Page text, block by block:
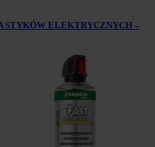
STYKÓW ELEKTRYCZNYCH –